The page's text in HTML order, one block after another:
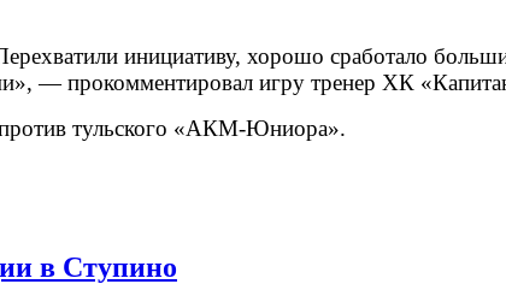
инициативу, хорошо сработало
— прокомментировал игру тренер ХК
тульского «АКМ-Юниора».
в Ступино